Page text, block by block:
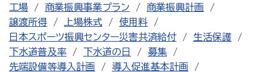
工場
商業振興事業プラン
商業振興計画
譲渡所得
上場株式
使用料
日本スポーツ振興センター災害共済給付
生活保護
下水道普及率
下水道の日
募集
先端設備等導入計画
導入促進基本計画